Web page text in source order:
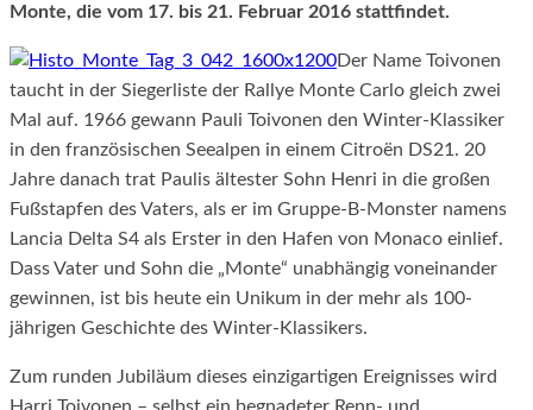
Monte, die vom 17. bis 21. Februar 2016 stattfindet.
Der Name Toivonen
taucht in der Siegerliste der Rallye Monte Carlo gleich zwei
Mal auf. 1966 gewann Pauli Toivonen den Winter-Klassiker
in den französischen Seealpen in einem Citroën DS21. 20
Jahre danach trat Paulis ältester Sohn Henri in die großen
Fußstapfen des Vaters, als er im Gruppe-B-Monster namens
Lancia Delta S4 als Erster in den Hafen von Monaco einlief.
Dass Vater und Sohn die „Monte“ unabhängig voneinander
gewinnen, ist bis heute ein Unikum in der mehr als 100-
jährigen Geschichte des Winter-Klassikers.
Zum runden Jubiläum dieses einzigartigen Ereignisses wird